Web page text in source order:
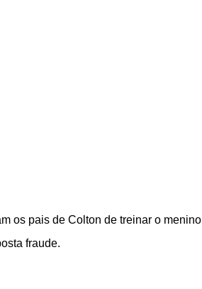
os pais de Colton de treinar o menino
fraude.